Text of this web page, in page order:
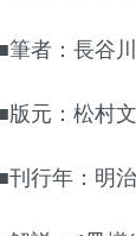
筆者：長谷
版元：松村
刊行年：明